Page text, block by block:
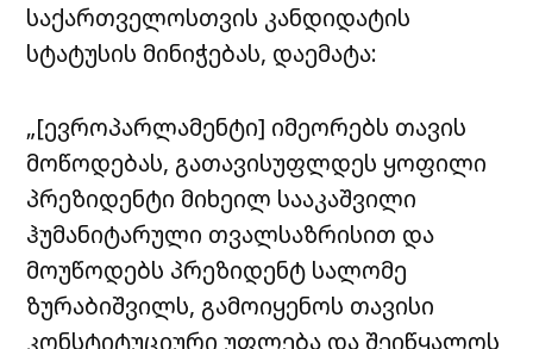
საქართველოსთვის კანდიდატის
სტატუსის მინიჭებას, დაემატა:
„[ევროპარლამენტი] იმეორებს თავის
მოწოდებას, გათავისუფლდეს ყოფილი
პრეზიდენტი მიხეილ სააკაშვილი
ჰუმანიტარული თვალსაზრისით და
მოუწოდებს პრეზიდენტ სალომე
ზურაბიშვილს, გამოიყენოს თავისი
კონსტიტუციური უფლება და შეიწყალოს